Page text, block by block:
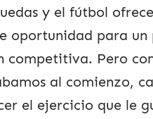
y el fútbol
oportunidad para un
competitiva. Pero
al comienzo,
el ejercicio que le